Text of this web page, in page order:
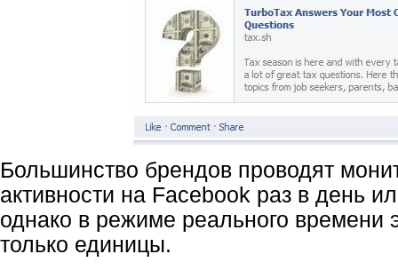
Большинство брендов проводят
активности на Facebook раз в день
однако в режиме реального времени
только единицы.